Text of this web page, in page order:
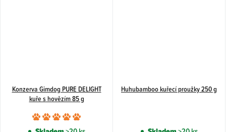
Konzerva Gimdog PURE DELIGHT
kuře s hovězím 85 g
Průměrné
hodnocení
Huhubamboo kuřecí proužky 250 g